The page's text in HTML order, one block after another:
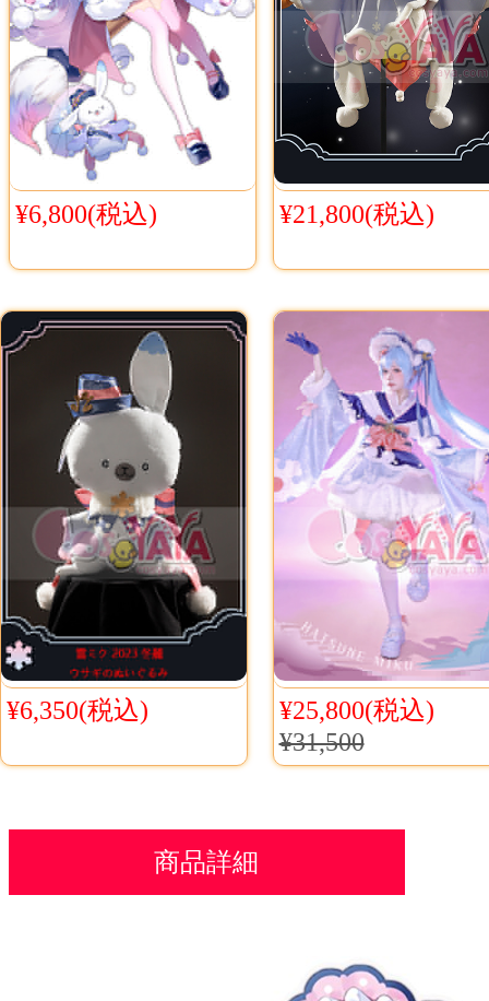
¥6,800(税込) ¥21,800(税込)
¥6,350(税込)
¥25,800(税込)
¥31,500
商品詳細